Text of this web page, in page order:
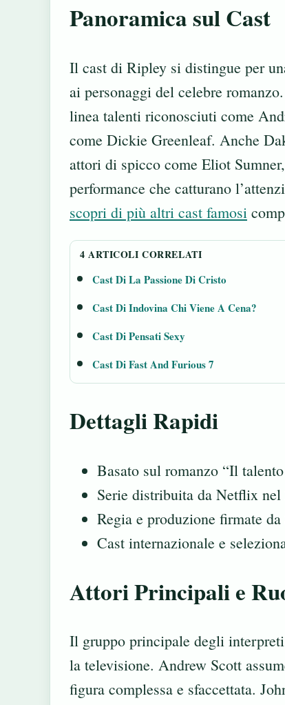
Panoramica sul Cast
Il cast di Ripley si distingue per
ai personaggi del celebre
linea talenti riconosciuti come
come Dickie Greenleaf. Anche
attori di spicco come Eliot
performance che catturano
scopri di più altri cast famosi
4 ARTICOLI CORRELATI
Cast Di La Passione Di Cristo
Cast Di Indovina Chi Viene A Cena?
Cast Di Pensati Sexy
Cast Di Fast And Furious 7
Dettagli Rapidi
Basato sul romanzo “Il
Serie distribuita da Netflix nel
Regia e produzione firmate
Cast internazionale e
Attori Principali e
Il gruppo principale degli
la televisione. Andrew Scott
figura complessa e sfaccettata.